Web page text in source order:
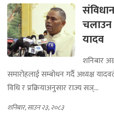
यादव
शनिबार
समारोहलाई सम्बोधन गर्दै अध्यक्ष
विधि र प्रक्रियाअनुसार राज्य सञ्...
शनिबार, साउन २३, २०८३